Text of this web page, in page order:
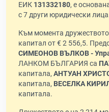
ЕИК 131332180, е
с 7 други юридически
Към момента дружеството
капитал от € 2 556,5.
СИМЕОНОВ ВЪЛКОВ -
ЛАНКОМ БЪЛГАРИЯ са
капитала, АНТУАН
капитала, ВЕСЕЛКА
капитала.